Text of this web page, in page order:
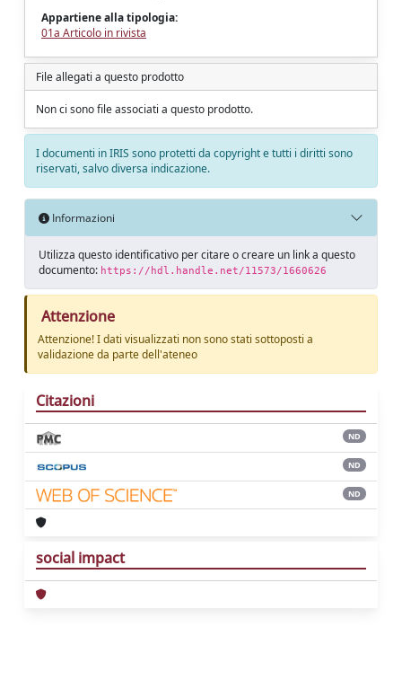
Appartiene alla tipologia:
01a Articolo in rivista
File allegati a questo prodotto
Non ci sono file associati a questo prodotto.
I documenti in IRIS sono protetti da copyright e tutti i diritti sono
riservati, salvo diversa indicazione.
Informazioni
Utilizza questo identificativo per citare o creare un link a questo
documento: https://hdl.handle.net/11573/1660626
Attenzione
Attenzione! I dati visualizzati non sono stati sottoposti a
validazione da parte dell'ateneo
Citazioni
ND
ND
ND
social impact